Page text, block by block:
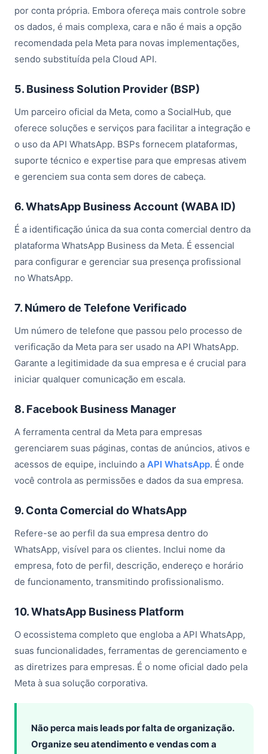
por conta própria. Embora ofereça mais controle sobre
os dados, é mais complexa, cara e não é mais a opção
recomendada pela Meta para novas implementações,
sendo substituída pela Cloud API.
5. Business Solution Provider (BSP)
Um parceiro oficial da Meta, como a SocialHub, que
oferece soluções e serviços para facilitar a integração e
o uso da API WhatsApp. BSPs fornecem plataformas,
suporte técnico e expertise para que empresas ativem
e gerenciem sua conta sem dores de cabeça.
6. WhatsApp Business Account (WABA ID)
É a identificação única da sua conta comercial dentro da
plataforma WhatsApp Business da Meta. É essencial
para configurar e gerenciar sua presença profissional
no WhatsApp.
7. Número de Telefone Verificado
Um número de telefone que passou pelo processo de
verificação da Meta para ser usado na API WhatsApp.
Garante a legitimidade da sua empresa e é crucial para
iniciar qualquer comunicação em escala.
8. Facebook Business Manager
A ferramenta central da Meta para empresas
gerenciarem suas páginas, contas de anúncios, ativos e
acessos de equipe, incluindo a API WhatsApp. É onde
você controla as permissões e dados da sua empresa.
9. Conta Comercial do WhatsApp
Refere-se ao perfil da sua empresa dentro do
WhatsApp, visível para os clientes. Inclui nome da
empresa, foto de perfil, descrição, endereço e horário
de funcionamento, transmitindo profissionalismo.
10. WhatsApp Business Platform
O ecossistema completo que engloba a API WhatsApp,
suas funcionalidades, ferramentas de gerenciamento e
as diretrizes para empresas. É o nome oficial dado pela
Meta à sua solução corporativa.
Não perca mais leads por falta de organização.
Organize seu atendimento e vendas com a